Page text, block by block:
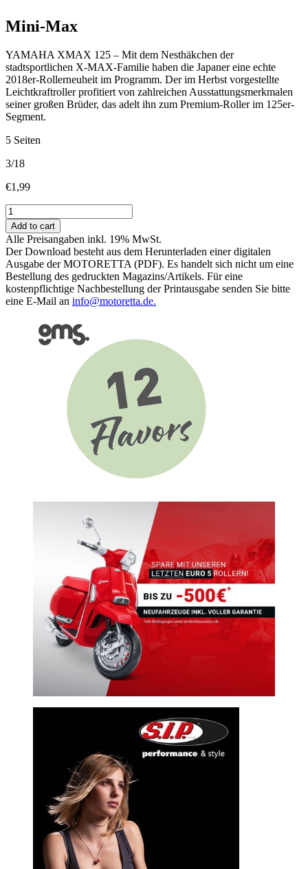
Mini-Max
YAMAHA XMAX 125 – Mit dem Nesthäkchen der
stadtsportlichen X-MAX-Familie haben die Japaner eine echte
2018er-Rollerneuheit im Programm. Der im Herbst vorgestellte
Leichtkraftroller profitiert von zahlreichen Ausstattungsmerkmalen
seiner großen Brüder, das adelt ihn zum Premium-Roller im 125er-
Segment.
5 Seiten
3/18
€1,99
Mini-
Max
quantity
Add to cart
Alle Preisangaben inkl. 19% MwSt.
Der Download besteht aus dem Herunterladen einer digitalen
Ausgabe der MOTORETTA (PDF). Es handelt sich nicht um eine
Bestellung des gedruckten Magazins/Artikels. Für eine
kostenpflichtige Nachbestellung der Printausgabe senden Sie bitte
eine E-Mail an info@motoretta.de.